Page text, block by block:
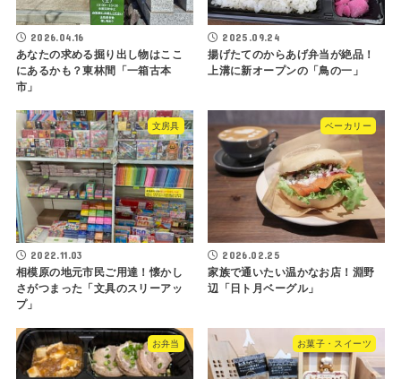
2026.04.16
あなたの求める掘り出し物はここ
にあるかも？東林間「一箱古本
市」
2025.09.24
揚げたてのからあげ弁当が絶品！
上溝に新オープンの「鳥の一」
文房具
2022.11.03
相模原の地元市民ご用達！懐かし
さがつまった「文具のスリーアッ
プ」
ベーカリー
2026.02.25
家族で通いたい温かなお店！淵野
辺「日ト月ベーグル」
お弁当 お菓子・スイーツ